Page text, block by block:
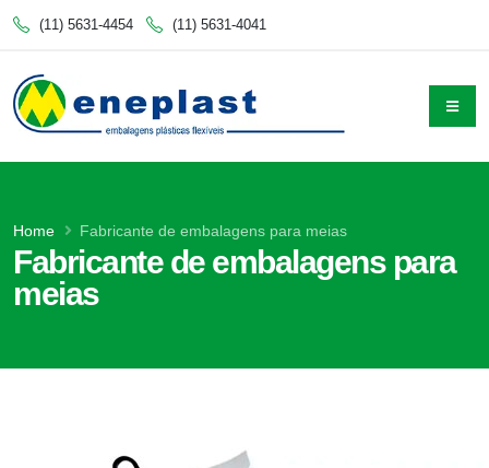
(11) 5631-4454 (11) 5631-4041
Fabricante de embalagens para
meias
Home Fabricante de embalagens para meias